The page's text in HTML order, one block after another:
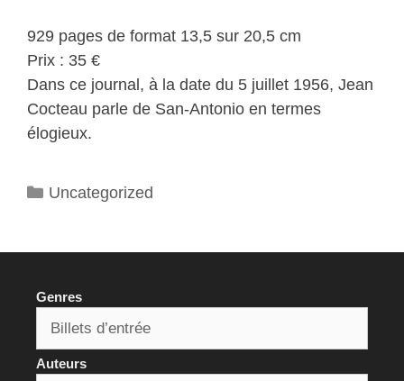
929 pages de format 13,5 sur 20,5 cm
Prix : 35 €
Dans ce journal, à la date du 5 juillet 1956, Jean
Cocteau parle de San-Antonio en termes
élogieux.
Catégories
Uncategorized
Genres
Auteurs